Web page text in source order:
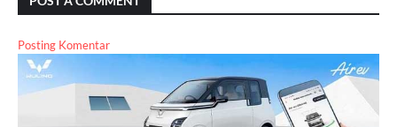
Posting Komentar